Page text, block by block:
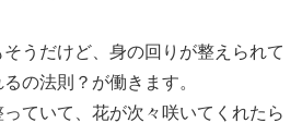
うだけど、身の回りが整えられて
の法則？が働きます。
ていて、花が次々咲いてくれたら